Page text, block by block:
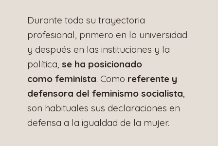
Durante toda su trayectoria
profesional, primero en la universidad
y después en las instituciones y la
política, se ha posicionado
como feminista. Como referente y
defensora del feminismo socialista
son habituales sus declaraciones en
defensa a la igualdad de la mujer.